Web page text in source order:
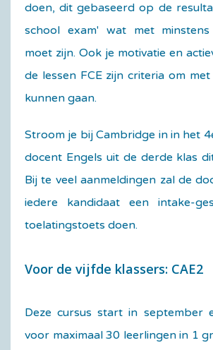
doen, dit gebaseerd op de
school exam' wat met
moet zijn. Ook je motivatie en
de lessen FCE zijn criteria om
kunnen gaan.
Stroom je bij Cambridge in in het
docent Engels uit de derde klas
Bij te veel aanmeldingen zal de
iedere kandidaat een intake-
toelatingstoets doen.
Voor de vijfde klassers: CAE2
Deze cursus start in september
voor maximaal 30 leerlingen in 1